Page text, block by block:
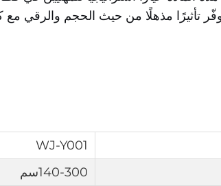
تأثيرًا مذهلًا من حيث الحجم والرقي مع
WJ-Y001
140-300سم